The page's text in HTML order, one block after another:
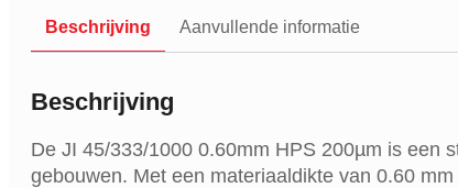
Beschrijving Aanvullende informatie
Beschrijving
De JI 45/333/1000 0.60mm HPS 200µm is een
gebouwen. Met een materiaaldikte van 0.60